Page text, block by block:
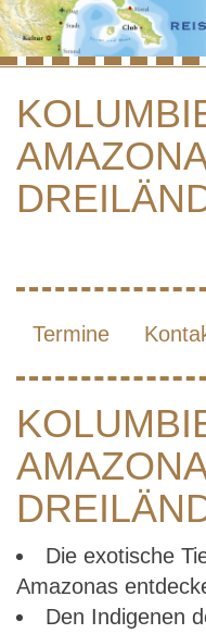
Termine
Die exotische
Amazonas
Den Indigenen